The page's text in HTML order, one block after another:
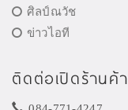
ศิลป์ณวัช
ข่าวไอที
ติดต่อเปิดร้านค้า